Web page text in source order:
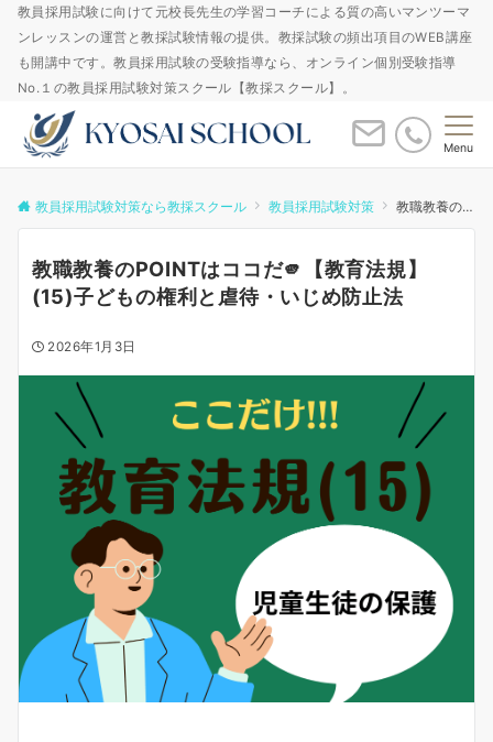
教員採用試験に向けて元校長先生の学習コーチによる質の高いマンツーマ
ンレッスンの運営と教採試験情報の提供。教採試験の頻出項目のWEB講座
も開講中です。教員採用試験の受験指導なら、オンライン個別受験指導
No.１の教員採用試験対策スクール【教採スクール】。
Menu
教員採用試験対策なら教採スクール 教員採用試験対策 教職教養のPOINTはココだ🫵【教育法規】(15)子どもの権利と虐待・いじめ防止法
教職教養のPOINTはココだ🫵【教育法規】
(15)子どもの権利と虐待・いじめ防止法
2026年1月3日